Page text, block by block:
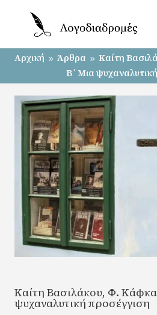
Αρχική 9 Άρθρα 9 Καίτη
Β΄ Μια
Καίτη Βασιλάκου, Φ. Κάφκα
ψυχαναλυτική προσέγγιση